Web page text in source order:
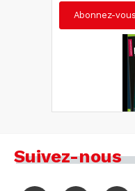
Abonnez-vous
Suivez-nous